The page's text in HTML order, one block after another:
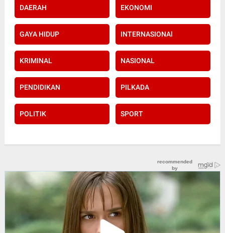
DAERAH EKONOMI
GAYA HIDUP INTERNASIONAl
KRIMINAL NASIONAL
PENDIDIKAN PILKADA
POLITIK SPORT